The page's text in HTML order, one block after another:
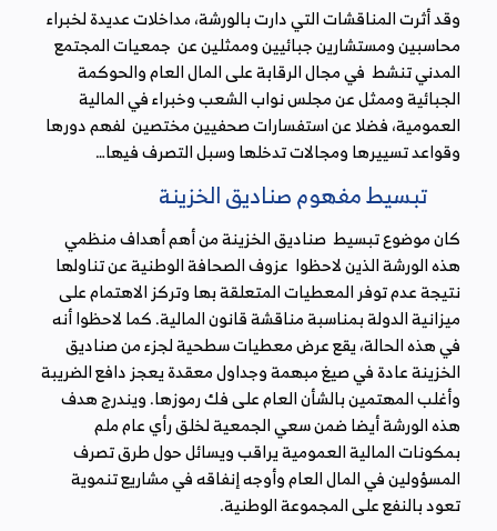
وقد أثرت المناقشات التي دارت بالورشة، مداخلات عديدة لخبراء
محاسبين ومستشارين جبائيين وممثلين عن جمعيات المجتمع
المدني تنشط في مجال الرقابة على المال العام والحوكمة
الجبائية وممثل عن مجلس نواب الشعب وخبراء في المالية
العمومية، فضلا عن استفسارات صحفيين مختصين لفهم دورها
وقواعد تسييرها ومجالات تدخلها وسبل التصرف فيها…
تبسيط مفهوم صناديق الخزينة
كان موضوع تبسيط صناديق الخزينة من أهم أهداف منظمي
هذه الورشة الذين لاحظوا عزوف الصحافة الوطنية عن تناولها
نتيجة عدم توفر المعطيات المتعلقة بها وتركز الاهتمام على
ميزانية الدولة بمناسبة مناقشة قانون المالية. كما لاحظوا أنه
في هذه الحالة، يقع عرض معطيات سطحية لجزء من صناديق
الخزينة عادة في صيغ مبهمة وجداول معقدة يعجز دافع الضريبة
وأغلب المهتمين بالشأن العام على فك رموزها. ويندرج هدف
هذه الورشة أيضا ضمن سعي الجمعية لخلق رأي عام ملم
بمكونات المالية العمومية يراقب ويسائل حول طرق تصرف
المسؤولين في المال العام وأوجه إنفاقه في مشاريع تنموية
تعود بالنفع على المجموعة الوطنية.